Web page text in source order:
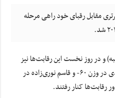
با برتری مقابل رقبای خود راهی مرحله
و در روز نخست این رقابت‌ها نیز
مصطفی ریاحی‌فر و ابوالفضل محمودی در وزن ۶۰- و قاسم نوری‌زاده در